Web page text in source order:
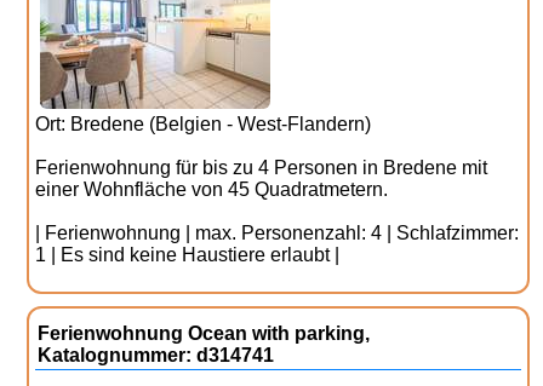
Ort: Bredene (Belgien - West-Flandern)
Ferienwohnung für bis zu 4 Personen in Bredene mit
einer Wohnfläche von 45 Quadratmetern.
| Ferienwohnung | max. Personenzahl: 4 | Schlafzimmer:
1 | Es sind keine Haustiere erlaubt |
Ferienwohnung Ocean with parking,
Katalognummer: d314741